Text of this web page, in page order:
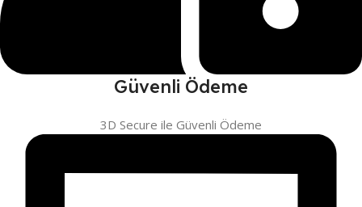
Güvenli Ödeme
3D Secure ile Güvenli Ödeme